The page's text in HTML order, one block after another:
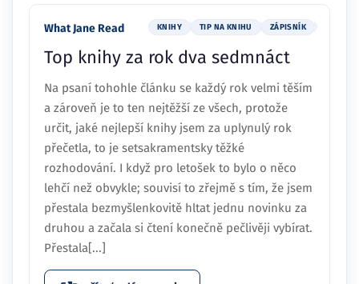
What Jane Read KNIHY TIP NA KNIHU ZÁPISNÍK
Top knihy za rok dva sedmnáct
Na psaní tohohle článku se každý rok velmi těším
a zároveň je to ten nejtěžší ze všech, protože
určit, jaké nejlepší knihy jsem za uplynulý rok
přečetla, to je setsakramentsky těžké
rozhodování. I když pro letošek to bylo o něco
lehčí než obvykle; souvisí to zřejmě s tím, že jsem
přestala bezmyšlenkovitě hltat jednu novinku za
druhou a začala si čtení konečně pečlivěji vybírat.
Přestala[...]